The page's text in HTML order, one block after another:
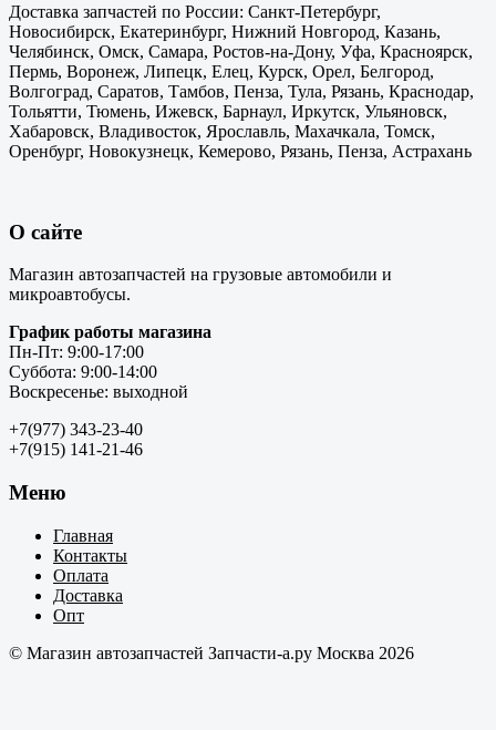
Доставка запчастей по России: Санкт-Петербург,
Новосибирск, Екатеринбург, Нижний Новгород, Казань,
Челябинск, Омск, Самара, Ростов-на-Дону, Уфа, Красноярск,
Пермь, Воронеж, Липецк, Елец, Курск, Орел, Белгород,
Волгоград, Саратов, Тамбов, Пенза, Тула, Рязань, Краснодар,
Тольятти, Тюмень, Ижевск, Барнаул, Иркутск, Ульяновск,
Хабаровск, Владивосток, Ярославль, Махачкала, Томск,
Оренбург, Новокузнецк, Кемерово, Рязань, Пенза, Астрахань
О сайте
Магазин автозапчастей на грузовые автомобили и
микроавтобусы.
График работы магазина
Пн-Пт: 9:00-17:00
Суббота: 9:00-14:00
Воскресенье: выходной
+7(977) 343-23-40
+7(915) 141-21-46
Меню
Главная
Контакты
Оплата
Доставка
Опт
© Магазин автозапчастей Запчасти-а.ру Москва 2026